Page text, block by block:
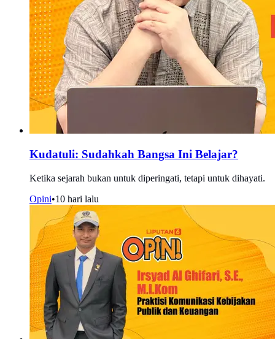
Kudatuli: Sudahkah Bangsa Ini Belajar?
Ketika sejarah bukan untuk diperingati, tetapi untuk dihayati.
Opini•10 hari lalu